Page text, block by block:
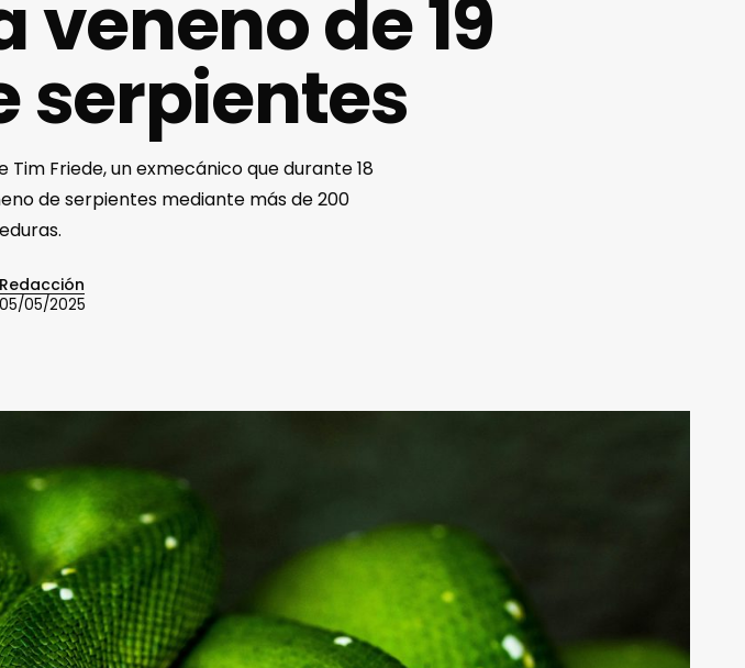
de 19
serpientes
Friede, un exmecánico que durante 18
de serpientes mediante más de 200
Redacción
05/05/2025